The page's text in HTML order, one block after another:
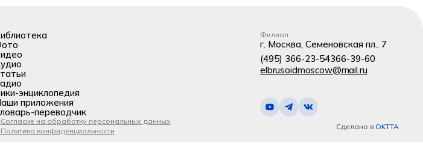
энциклопедия
приложения
переводчик
Филиал
г. Москва, Семеновская пл., 7
(495) 366-23-54366-39-60
elbrusoidmoscow@mail.ru
Согласие на обработку персональных данных
Политика конфиденциальности
Сделано в OKTTA